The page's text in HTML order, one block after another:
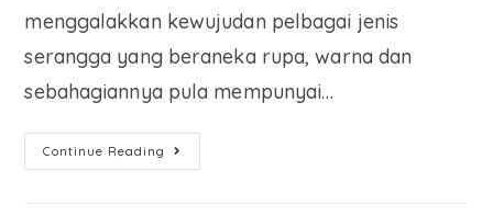
menggalakkan kewujudan pelbagai jenis
serangga yang beraneka rupa, warna dan
sebahagiannya pula mempunyai…
Continue Reading